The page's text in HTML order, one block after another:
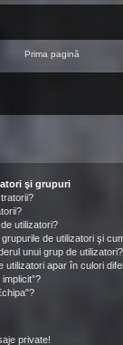
şi grupuri
utilizatori?
de utilizatori şi
unui grup de utilizatori?
utilizatori apar în culori
private!